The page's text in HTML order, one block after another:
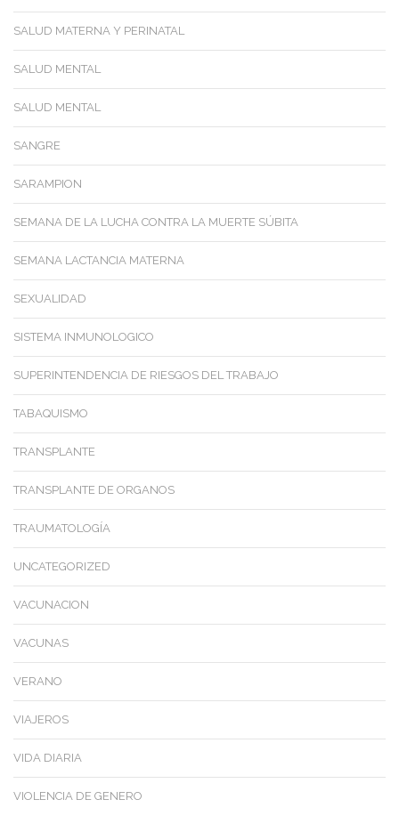
SALUD MATERNA Y PERINATAL
SALUD MENTAL
SALUD MENTAL
SANGRE
SARAMPION
SEMANA DE LA LUCHA CONTRA LA MUERTE SÚBITA
SEMANA LACTANCIA MATERNA
SEXUALIDAD
SISTEMA INMUNOLOGICO
SUPERINTENDENCIA DE RIESGOS DEL TRABAJO
TABAQUISMO
TRANSPLANTE
TRANSPLANTE DE ORGANOS
TRAUMATOLOGÍA
UNCATEGORIZED
VACUNACION
VACUNAS
VERANO
VIAJEROS
VIDA DIARIA
VIOLENCIA DE GENERO